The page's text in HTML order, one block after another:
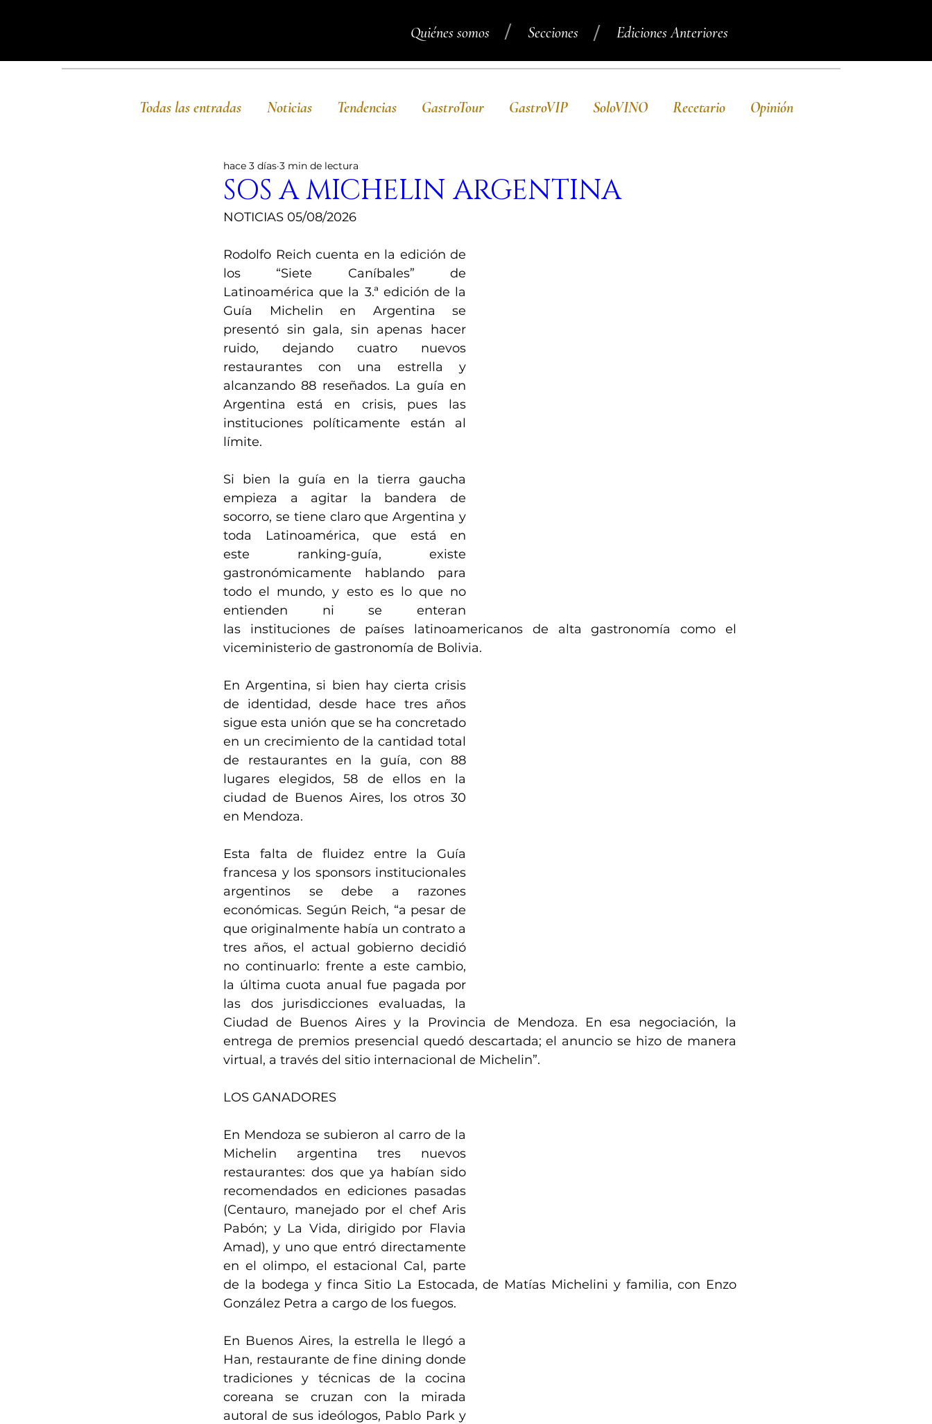
Quiénes somos Secciones Ediciones Anteriores
/ /
SOS A MICHELIN ARGENTINA
hace 3 días 3 min de lectura
NOTICIAS 05/08/2026
Rodolfo Reich cuenta en la edición de
los “Siete Caníbales” de
Latinoamérica que la 3.ª edición de la
Guía Michelin en Argentina se
presentó sin gala, sin apenas hacer
ruido, dejando cuatro nuevos
restaurantes con una estrella y
alcanzando 88 reseñados. La guía en
Argentina está en crisis, pues las
instituciones políticamente están al
límite.
Si bien la guía en la tierra gaucha
empieza a agitar la bandera de
socorro, se tiene claro que Argentina y
toda Latinoamérica, que está en
este ranking-guía, existe
gastronómicamente hablando para
todo el mundo, y esto es lo que no
entienden ni se enteran
las instituciones de países latinoamericanos de alta gastronomía como el
viceministerio de gastronomía de Bolivia.
En Argentina, si bien hay cierta crisis
de identidad, desde hace tres años
sigue esta unión que se ha concretado
en un crecimiento de la cantidad total
de restaurantes en la guía, con 88
lugares elegidos, 58 de ellos en la
ciudad de Buenos Aires, los otros 30
en Mendoza.
Esta falta de fluidez entre la Guía
francesa y los sponsors institucionales
argentinos se debe a razones
económicas. Según Reich, “a pesar de
que originalmente había un contrato a
tres años, el actual gobierno decidió
no continuarlo: frente a este cambio,
la última cuota anual fue pagada por
las dos jurisdicciones evaluadas, la
Ciudad de Buenos Aires y la Provincia de Mendoza. En esa negociación, la
entrega de premios presencial quedó descartada; el anuncio se hizo de manera
virtual, a través del sitio internacional de Michelin”.
LOS GANADORES
En Mendoza se subieron al carro de la
Michelin argentina tres nuevos
restaurantes: dos que ya habían sido
recomendados en ediciones pasadas
(Centauro, manejado por el chef Aris
Pabón; y La Vida, dirigido por Flavia
Amad), y uno que entró directamente
en el olimpo, el estacional Cal, parte
de la bodega y finca Sitio La Estocada, de Matías Michelini y familia, con Enzo
González Petra a cargo de los fuegos.
En Buenos Aires, la estrella le llegó a
Han, restaurante de fine dining donde
tradiciones y técnicas de la cocina
coreana se cruzan con la mirada
autoral de sus ideólogos, Pablo Park y
Todas las entradas Noticias Tendencias GastroTour GastroVIP SoloVINO Recetario Opinión